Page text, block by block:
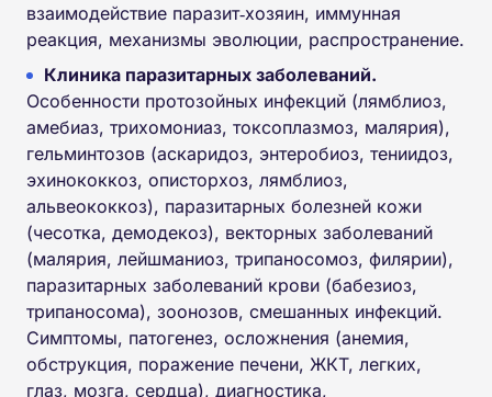
взаимодействие паразит‑хозяин, иммунная
реакция, механизмы эволюции, распространение.
Клиника паразитарных заболеваний.
Особенности протозойных инфекций (лямблиоз,
амебиаз, трихомониаз, токсоплазмоз, малярия),
гельминтозов (аскаридоз, энтеробиоз, тениидоз,
эхинококкоз, описторхоз, лямблиоз,
альвеококкоз), паразитарных болезней кожи
(чесотка, демодекоз), векторных заболеваний
(малярия, лейшманиоз, трипаносомоз, филярии),
паразитарных заболеваний крови (бабезиоз,
трипаносома), зоонозов, смешанных инфекций.
Симптомы, патогенез, осложнения (анемия,
обструкция, поражение печени, ЖКТ, легких,
глаз, мозга, сердца), диагностика,